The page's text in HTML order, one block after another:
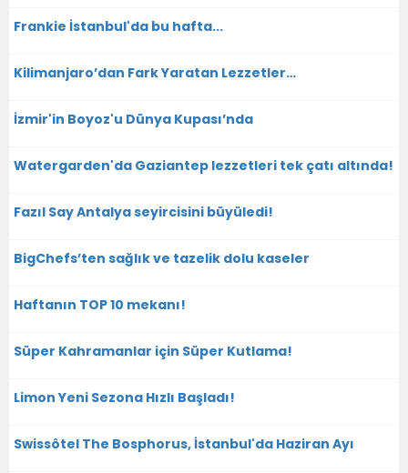
Frankie İstanbul'da bu hafta...
Kilimanjaro’dan Fark Yaratan Lezzetler…
İzmir'in Boyoz'u Dünya Kupası’nda
Watergarden'da Gaziantep lezzetleri tek çatı altında!
Fazıl Say Antalya seyircisini büyüledi!
BigChefs’ten sağlık ve tazelik dolu kaseler
Haftanın TOP 10 mekanı!
Süper Kahramanlar için Süper Kutlama!
Limon Yeni Sezona Hızlı Başladı!
Swissôtel The Bosphorus, İstanbul'da Haziran Ayı